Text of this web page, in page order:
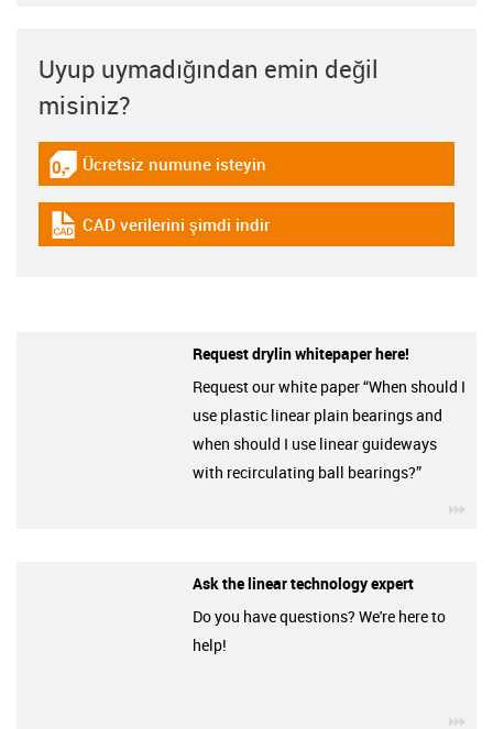
Uyup uymadığından emin değil
misiniz?
igus-icon-gratismuster
Ücretsiz numune isteyin
igus-icon-cad-dateien
CAD verilerini şimdi indir
Request drylin whitepaper here!
Request our white paper “When should I
use plastic linear plain bearings and
when should I use linear guideways
with recirculating ball bearings?”
Ask the linear technology expert
Do you have questions? We're here to
help!